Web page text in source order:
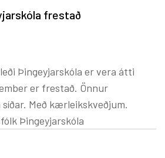
og systir sem vildi öllum vel.
Gerður bjó að miklu öryggi í
frestað
Þingeyjarskóla er vera átti
er frestað. Önnur
Með kærleikskveðjum.
Þingeyjarskóla